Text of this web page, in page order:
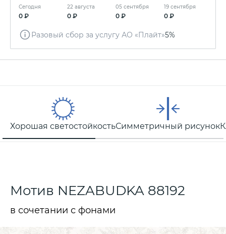
Сегодня
0 ₽
22 августа
0 ₽
05 сентября
0 ₽
19 сентября
0 ₽
Разовый сбор за услугу АО «Плайт»5%
Хорошая светостойкостьСимметричный рисунок
Мотив NEZABUDKA 88192
в сочетании с фонами